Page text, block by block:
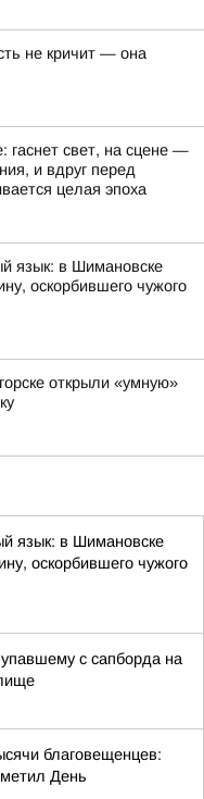
не кричит — она
гаснет свет, на сцене —
и вдруг перед
целая эпоха
язык: в Шимановске
оскорбившего чужого
открыли «умную»
язык: в Шимановске
оскорбившего чужого
с сапборда на
благовещенцев:
День